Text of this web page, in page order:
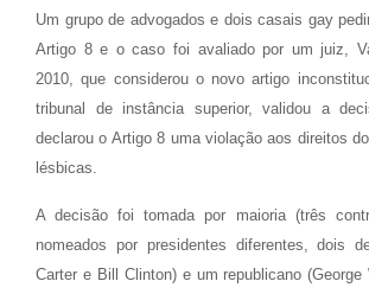
Um grupo de advogados e dois casais gay
Artigo 8 e o caso foi avaliado por um juiz,
2010, que considerou o novo artigo
tribunal de instância superior, validou a
declarou o Artigo 8 uma violação aos direitos
lésbicas.
A decisão foi tomada por maioria (três
nomeados por presidentes diferentes, dois
Carter e Bill Clinton) e um republicano (George